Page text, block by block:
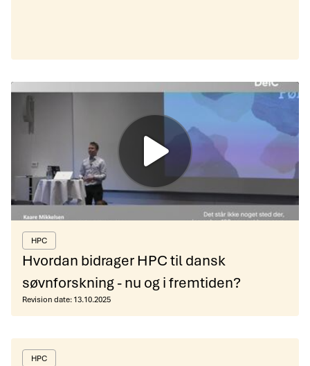
HPC
Hvordan bidrager HPC til dansk
søvnforskning - nu og i fremtiden?
Revision date: 13.10.2025
HPC